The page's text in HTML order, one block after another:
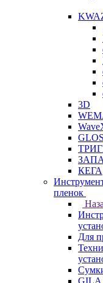
3D
КЕГА
пленок
Для
GILA